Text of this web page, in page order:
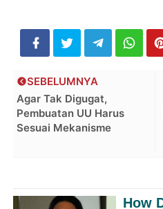
SEBELUMNYA
Agar Tak Digugat,
Pembuatan UU Harus
Sesuai Mekanisme